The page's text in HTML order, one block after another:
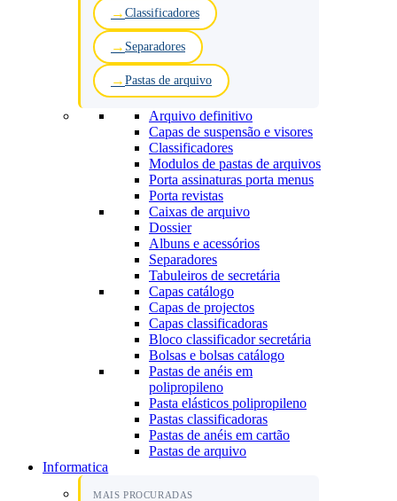
Classificadores
Separadores
Pastas de arquivo
Arquivo definitivo
Capas de suspensão e visores
Classificadores
Modulos de pastas de arquivos
Porta assinaturas porta menus
Porta revistas
Caixas de arquivo
Dossier
Albuns e acessórios
Separadores
Tabuleiros de secretária
Capas catálogo
Capas de projectos
Capas classificadoras
Bloco classificador secretária
Bolsas e bolsas catálogo
Pastas de anéis em
polipropileno
Pasta elásticos polipropileno
Pastas classificadoras
Pastas de anéis em cartão
Pastas de arquivo
Informatica
MAIS PROCURADAS